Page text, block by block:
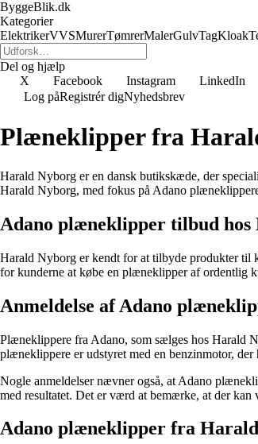
ByggeBlik.dk
Kategorier
ElektrikerVVSMurerTømrerMalerGulvTagKloak
Del og hjælp
X
Facebook Instagram LinkedIn
Log påRegistrér digNyhedsbrev
Plæneklipper fra
Harald Nyborg er en dansk butikskæde, der
Harald Nyborg, med fokus på Adano
Adano plæneklipper tilbud
Harald Nyborg er kendt for at tilbyde produkter til
for kunderne at købe en plæneklipper af ordentlig
Anmeldelse af Adano
Plæneklippere fra Adano, som sælges hos Harald
plæneklippere er udstyret med en benzinmotor,
Nogle anmeldelser nævner også, at Adano
med resultatet. Det er værd at bemærke, at der
Adano plæneklipper fra